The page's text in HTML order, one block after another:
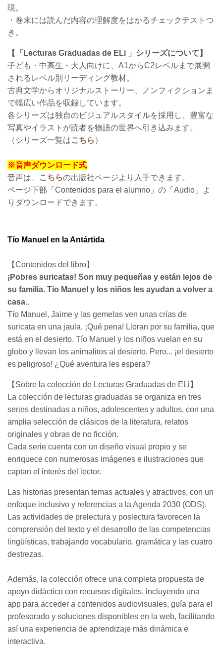
現。
・巻末には読んだ内容の理解度をはかるチェックテストつ
き。
【「Lecturas Graduadas de ELi 」シリーズについて】
子ども・中高生・大人向けに、A1からC2レベルまで展開
されるレベル別リーディング教材。
古典文学からオリジナルストーリー、ノンフィクションま
で幅広い作品を収録しています。
各シリーズは独自のビジュアルスタイルを採用し、豊富な
写真やイラストが読者を物語の世界へ引き込みます。
（シリーズ一覧はこちら ）
※音声ダウンロード式
音声は、
こちらの出版社ページより入手できます。
ページ下部「Contenidos para el alumno」の「Audio」よ
りダウンロードできます。
Tío Manuel en la Antártida
【Contenidos del libro】
¡Pobres suricatas! Son muy pequeñas y están lejos de
su familia. Tío Manuel y los niños les ayudan a volver a
casa..
Tío Manuel, Jaime y las gemelas ven unas crías de
suricata en una jaula. ¡Qué pena! Lloran por su familia, que
está en el desierto. Tío Manuel y los niños vuelan en su
globo y llevan los animalitos al desierto. Pero... ¡el desierto
es peligroso! ¿Qué aventura les espera?
【Sobre la colección de Lecturas Graduadas de ELi】
La colección de lecturas graduadas se organiza en tres
series destinadas a niños, adolescentes y adultos, con una
amplia selección de clásicos de la literatura, relatos
originales y obras de no ficción.
Cada serie cuenta con un diseño visual propio y se
enriquece con numerosas imágenes e ilustraciones que
captan el interés del lector.
Las historias presentan temas actuales y atractivos, con un
enfoque inclusivo y referencias a la Agenda 2030 (ODS).
Las actividades de prelectura y poslectura favorecen la
comprensión del texto y el desarrollo de las competencias
lingüísticas, trabajando vocabulario, gramática y las cuatro
destrezas.
Además, la colección ofrece una completa propuesta de
apoyo didáctico con recursos digitales, incluyendo una
app para acceder a contenidos audiovisuales, guía para el
profesorado y soluciones disponibles en la web, facilitando
así una experiencia de aprendizaje más dinámica e
interactiva.